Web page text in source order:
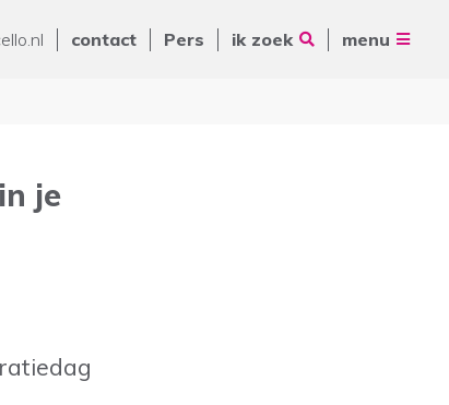
contact Pers ik zoek menu
ANBI
Volg ons op
Postbus 231
je